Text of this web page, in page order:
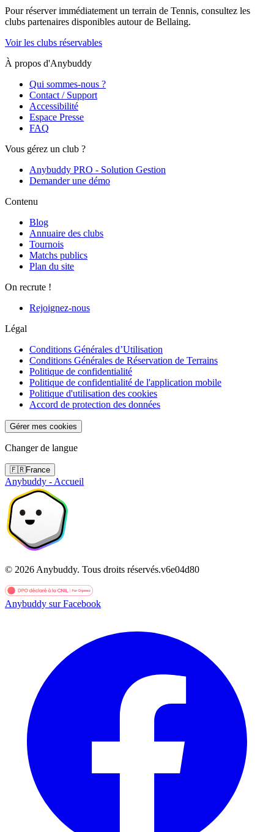
Pour réserver immédiatement un terrain de Tennis, consultez les
clubs partenaires disponibles autour de Bellaing.
Voir les clubs réservables
À propos d'Anybuddy
Qui sommes-nous ?
Contact / Support
Accessibilité
Espace Presse
FAQ
Vous gérez un club ?
Anybuddy PRO - Solution Gestion
Demander une démo
Contenu
Blog
Annuaire des clubs
Tournois
Matchs publics
Plan du site
On recrute !
Rejoignez-nous
Légal
Conditions Générales d’Utilisation
Conditions Générales de Réservation de Terrains
Politique de confidentialité
Politique de confidentialité de l'application mobile
Politique d'utilisation des cookies
Accord de protection des données
Gérer mes cookies
Changer de langue
🇫🇷France
Anybuddy - Accueil
© 2026 Anybuddy. Tous droits réservés.v6e04d80
Anybuddy sur Facebook